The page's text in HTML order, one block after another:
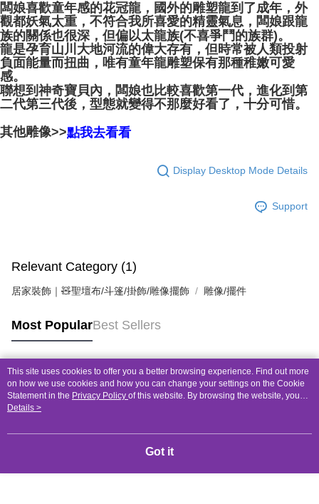
闆娘喜歡童年感的花冠龍，國外的雕塑龍到了成年，外
觀都妖氣太重，不符合我所喜愛的精靈氣息，闆娘跟龍
族的關係也很深，但偏以太龍族(不喜爭鬥的族群)。
龍是孕育山川大地河流的偉大存有，但時常被人類投射
負面能量而扭曲，唯有童年龍雕塑保有那種稚嫩可愛
感。
聯想到神奇寶貝內，闆娘也比較喜歡第一代，進化到第
二代第三代後，型態就變得不那麼好看了，十分可惜。
其他雕像>>點我去看看
Display Desktop Mode Details
Support
Relevant Category (1)
居家裝飾｜🧸聖壇布/斗篷/掛飾/雕像擺飾 雕像/擺件
Most PopularBest Sellers
Popular Tags
This site uses cookies to offer you a better browsing experience. Find out more
on how we use cookies and how you can change your settings on the Cookie
Statement in the Privacy Policy of this website. By browsing the website, you
agree to our use of cookies as described in our Cookie Statement.
Details >
Got it